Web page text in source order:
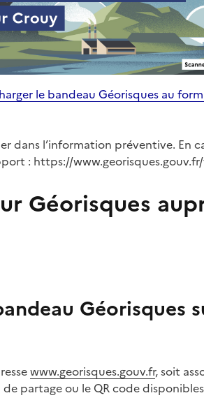
le bandeau Géorisques au
dans l’information préventive. En
: https://
Géorisques
Géorisques
www.georisques.gouv.fr, soit
partage ou le QR code